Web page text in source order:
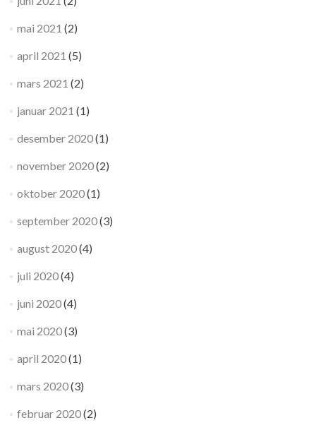
mai 2021 (2)
april 2021 (5)
mars 2021 (2)
januar 2021 (1)
desember 2020(1)
november 2020(2)
oktober 2020(1)
september 2020(3)
august 2020(4)
juli 2020(4)
juni 2020(4)
mai 2020(3)
april 2020(1)
mars 2020(3)
februar 2020(2)